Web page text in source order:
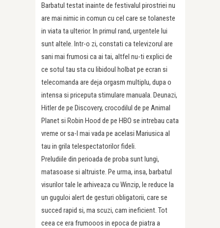
Barbatul testat inainte de festivalul pirostriei nu
are mai nimic in comun cu cel care se tolaneste
in viata ta ulterior. In primul rand, urgentele lui
sunt altele. Intr-o zi, constati ca televizorul are
sani mai frumosi ca ai tai, altfel nu-ti explici de
ce sotul tau sta cu libidoul holbat pe ecran si
telecomanda are deja orgasm multiplu, dupa o
intensa si priceputa stimulare manuala. Deunazi,
Hitler de pe Discovery, crocodilul de pe Animal
Planet si Robin Hood de pe HBO se intrebau cata
vreme or sa-l mai vada pe acelasi Mariusica al
tau in grila telespectatorilor fideli.
Preludiile din perioada de proba sunt lungi,
matasoase si altruiste. Pe urma, insa, barbatul
visurilor tale le arhiveaza cu Winzip, le reduce la
un guguloi alert de gesturi obligatorii, care se
succed rapid si, ma scuzi, cam ineficient. Tot
ceea ce era frumooos in epoca de piatra a